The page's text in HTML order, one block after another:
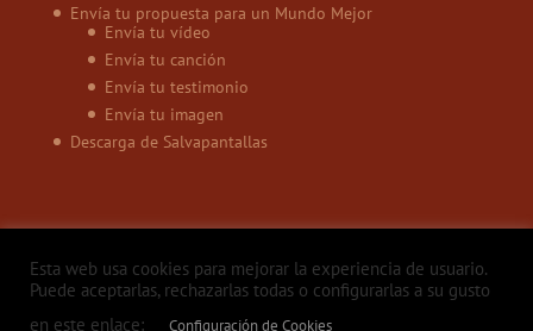
Envía tu propuesta para un Mundo Mejor
Envía tu vídeo
Envía tu canción
Envía tu testimonio
Envía tu imagen
Descarga de Salvapantallas
Esta web usa cookies para mejorar la experiencia de usuario.
Puede aceptarlas, rechazarlas todas o configurarlas a su gusto
en este enlace:
Configuración de Cookies